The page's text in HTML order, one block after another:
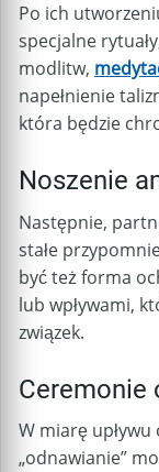
Po ich
specjalne
modlitw,
napełnienie
która będzie
Noszenie
Następnie,
stałe
być też forma
lub wpływami,
związek.
Ceremonie
W miarę upływu
„odnawianie”